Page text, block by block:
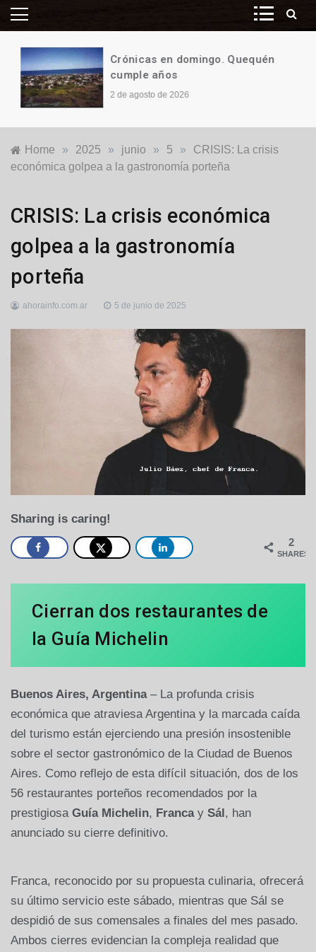
Crónicas en domingo. Quequén
cumple años
2 de agosto de 2026
Home » 2025 » junio » 5 »
CRISIS: La crisis
económica golpea a la gastronomía porteña
Economía
Nacionales
CRISIS: La crisis económica
golpea a la gastronomía
porteña
ahorainfo.com.ar 5 de junio de 2025
Sharing is caring!
2
SHARES
Cierran dos restaurantes de
la Guía Michelin
Buenos Aires, Argentina– La profunda crisis
económica que atraviesa Argentina y la marcada caída
del turismo están ejerciendo una presión insostenible
sobre el sector gastronómico de la Ciudad de Buenos
Aires. Como reflejo de esta difícil situación, dos de los
56 restaurantes porteños recomendados por la
prestigiosa Guía Michelin, Francay Sál, han
anunciado su cierre definitivo.
Franca, reconocido por su propuesta culinaria, ofrecerá
su último servicio este sábado, mientras que Sál se
despidió de sus comensales a finales del mes pasado.
Ambos cierres evidencian la compleja realidad que